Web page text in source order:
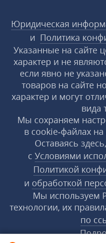
Юридическая
и Политика
Указанные на сайте
характер и не
если явно не
товаров на сайте
характер и могут
вида
Мы сохраняем
в cookie‑файлах
Оставаясь
с Условиями
Политикой
и обработкой
Мы используем
технологии, их
по